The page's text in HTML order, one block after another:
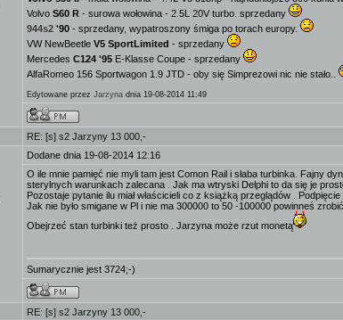
Volvo S60 R - surowa wołowina - 2.5L 20V turbo. sprzedany
944s2 '90 - sprzedany, wypatroszony śmiga po torach europy.
VW NewBeetle V5 SportLimited - sprzedany
Mercedes C124 '95 E-Klasse Coupe - sprzedany
AlfaRomeo 156 Sportwagon 1.9 JTD - oby się Simprezowi nic nie stało..
Edytowane przez Jarzyna dnia 19-08-2014 11:49
RE: [s] s2 Jarzyny 13 000,-
Dodane dnia 19-08-2014 12:16
O ile mnie pamięć nie myli tam jest Comon Rail i słaba turbinka. Fajny
sterylnych warunkach zalecana . Jak ma wtryski Delphi to da się je
Pozostaje pytanie ilu miał właścicieli co z książką przeglądów .
Jak nie było smigane w Pl i nie ma 300000 to 50 -100000 powinneś
Obejrzeć stan turbinki też prosto . Jarzyna może rzut monetą
Sumarycznie jest 3724;-)
RE: [s] s2 Jarzyny 13 000,-